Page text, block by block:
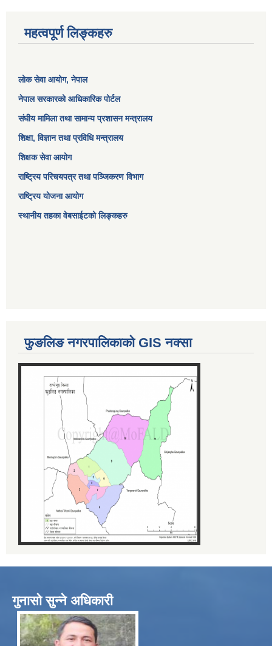
महत्वपूर्ण लिङ्कहरु
लोक सेवा आयोग, नेपाल
नेपाल सरकारको आधिकारिक पोर्टल
संघीय मामिला तथा सामान्य प्रशासन मन्त्रालय
शिक्षा, विज्ञान तथा प्रविधि मन्त्रालय
शिक्षक सेवा आयोग
राष्ट्रिय परिचयपत्र तथा पञ्जिकरण विभाग
राष्ट्रिय योजना आयोग
स्थानीय तहका वेबसाईटको लिङ्कहरु
फुङलिङ नगरपालिकाको GIS नक्सा
गुनासो सुन्ने अधिकारी